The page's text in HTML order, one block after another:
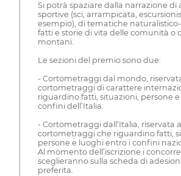
Si potrà spaziare dalla narrazione di
sportive (sci, arrampicata,
esempio), di tematiche
fatti e storie di vita delle comunità o
montani.
Le sezioni del premio sono due:
- Cortometraggi dal mondo,
cortometraggi di carattere
riguardino fatti, situazioni, persone
confini dell’Italia.
- Cortometraggi dall’Italia, riservata a
cortometraggi che riguardino fatti,
persone e luoghi entro i confini
Al momento dell’iscrizione i
sceglieranno sulla scheda di
preferita.